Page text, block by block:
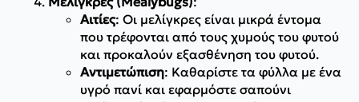
Αιτίες: Οι μελίγκρες είναι μικρά έντομα
που τρέφονται από τους χυμούς του φυτού
και προκαλούν εξασθένηση του φυτού.
Αντιμετώπιση: Καθαρίστε τα φύλλα με ένα
υγρό πανί και εφαρμόστε σαπούνι